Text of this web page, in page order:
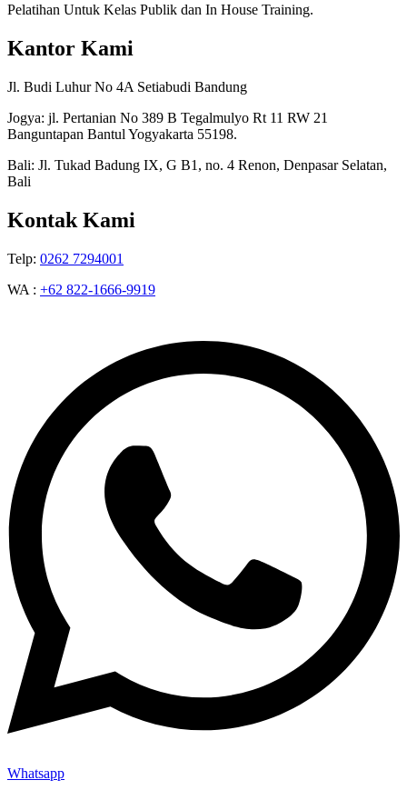
Pelatihan Untuk Kelas Publik dan In House Training.
Kantor Kami
Jl. Budi Luhur No 4A Setiabudi Bandung
Jogya: jl. Pertanian No 389 B Tegalmulyo Rt 11 RW 21
Banguntapan Bantul Yogyakarta 55198.
Bali: Jl. Tukad Badung IX, G B1, no. 4 Renon, Denpasar Selatan,
Bali
Kontak Kami
Telp: 0262 7294001
WA : +62 822-1666-9919
Whatsapp